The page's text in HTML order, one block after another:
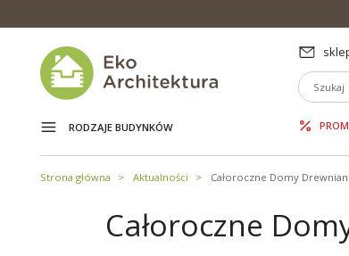
RODZAJE BUDYNKÓW
Strona główna Aktualności Całoroczne Domy
Całoroczne